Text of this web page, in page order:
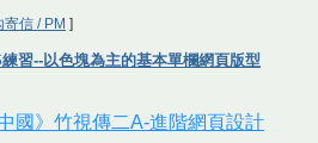
寄信 / PM ]
習--以色塊為主的基本單欄網頁版型
國》竹視傳二A-進階網頁設計